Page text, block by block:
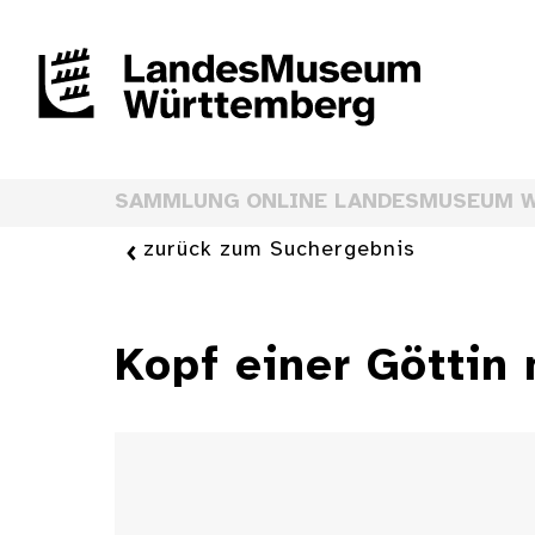
SAMMLUNG ONLINE LANDESMUSEUM
zurück zum Suchergebnis
Kopf einer Göttin